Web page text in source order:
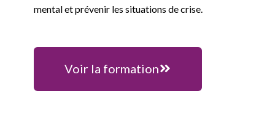
mental et prévenir les situations de crise.
Voir la formation